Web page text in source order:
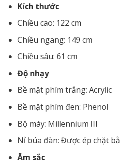
Kích thước
Chiều cao: 122 cm
Chiều ngang: 149 cm
Chiều sâu: 61 cm
Độ nhạy
Bề mặt phím trắng: Acrylic
Bề mặt phím đen: Phenol
Bộ máy: Millennium III
Nỉ búa đàn: Được ép chặt
Âm sắc